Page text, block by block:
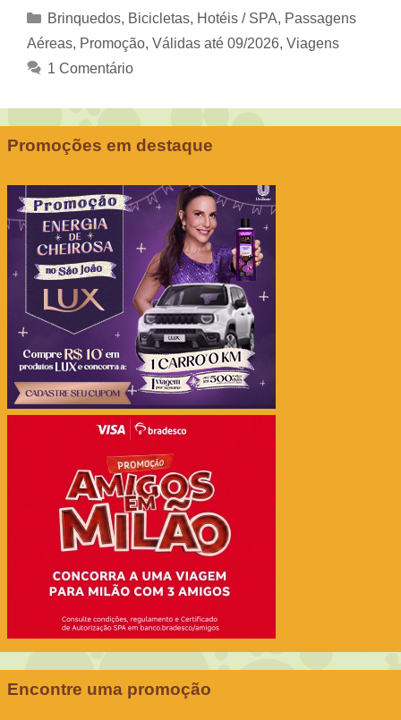
Categorias
Brinquedos, Bicicletas, Hotéis / SPA, Passagens
Aéreas, Promoção, Válidas até 09/2026, Viagens
1 Comentário
Promoções em destaque
Encontre uma promoção